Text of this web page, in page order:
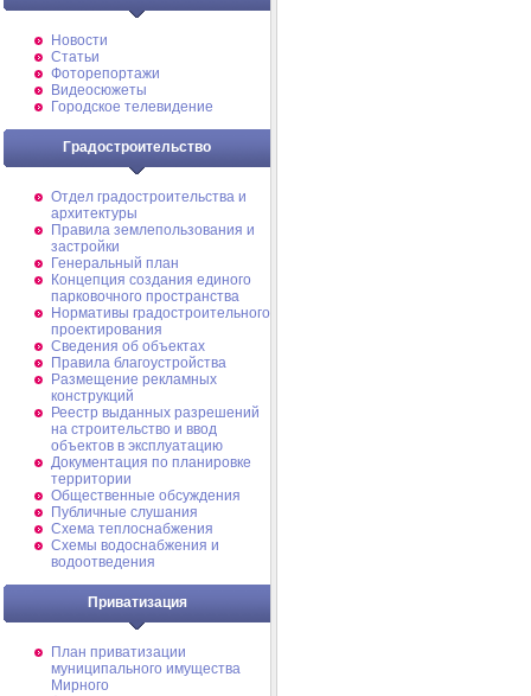
Новости
Статьи
Фоторепортажи
Видеосюжеты
Городское телевидение
Градостроительство
Отдел градостроительства и
архитектуры
Правила землепользования и
застройки
Генеральный план
Концепция создания единого
парковочного пространства
Нормативы градостроительного
проектирования
Сведения об объектах
Правила благоустройства
Размещение рекламных
конструкций
Реестр выданных разрешений
на строительство и ввод
объектов в эксплуатацию
Документация по планировке
территории
Общественные обсуждения
Публичные слушания
Схема теплоснабжения
Схемы водоснабжения и
водоотведения
Приватизация
План приватизации
муниципального имущества
Мирного